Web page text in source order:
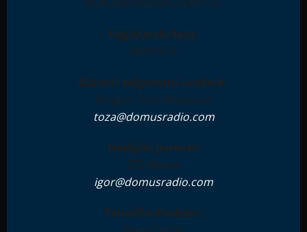
RS35265100000123897181
Registarski broj:
IN001612
Glavni i odgovorni urednik:
Dragan Toza Milanović
toza@domusradio.com
Medijski partner:
ZTZ Media
igor@domusradio.com
Tehnički direktor: